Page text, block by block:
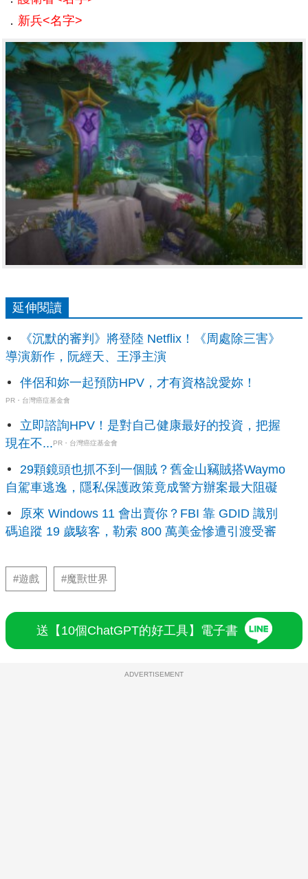
． 新兵<名字>
延伸閱讀
《沉默的審判》將登陸 Netflix！《周處除三害》
導演新作，阮經天、王淨主演
伴侶和妳一起預防HPV，才有資格說愛妳！
PR・台灣癌症基金會
立即諮詢HPV！是對自己健康最好的投資，把握
現在不... PR・台灣癌症基金會
29顆鏡頭也抓不到一個賊？舊金山竊賊搭Waymo
自駕車逃逸，隱私保護政策竟成警方辦案最大阻礙
原來 Windows 11 會出賣你？FBI 靠 GDID 識別
碼追蹤 19 歲駭客，勒索 800 萬美金慘遭引渡受審
#遊戲 #魔獸世界
送【10個ChatGPT的好工具】電子書
ADVERTISEMENT